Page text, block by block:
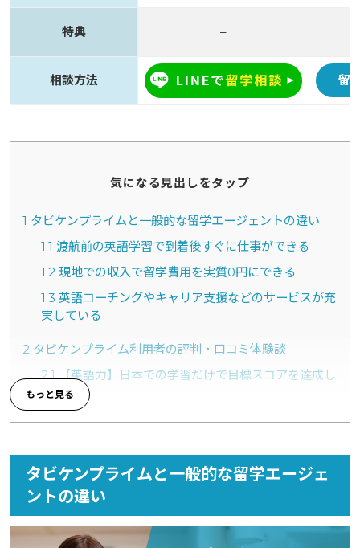
特典 –
相談方法 留
気になる見出しをタップ
1 タビケンプライムと一般的な留学エージェントの違い
1.1 渡航前の英語学習で到着後すぐに仕事ができる
1.2現地での収入で留学費用を実質0円にできる
1.3 英語コーチングやキャリア支援などのサービスが充
実している
2 タビケンプライム利用者の評判・口コミ体験談
2.1【英語力】日本での学習だけで目標スコアを達成し
た事例
2.2【仕事探し】渡航前に面接対策を完了させて自信
【学習習慣】発話を可視化するメソッドで継続で
きた事例
2.4 【仲間】励まし合える仲間がいたから挫折せずに
続いた事例
タビケンプライムと一般的な留学エージェ
ントの違い